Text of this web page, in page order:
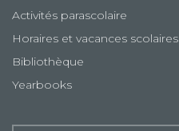
Activités parascolaire
Horaires et vacances scolaires
Bibliothèque
Yearbooks